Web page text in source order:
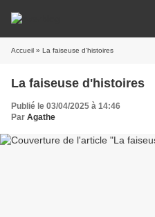
Accueil » La faiseuse d'histoires
La faiseuse d'histoires
Publié le 03/04/2025 à 14:46
Par Agathe